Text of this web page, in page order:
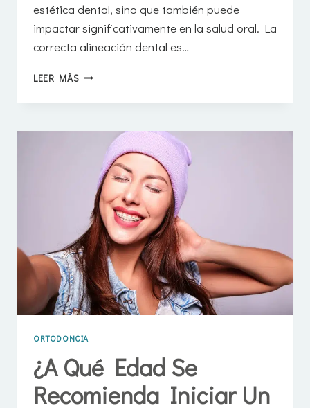
estética dental, sino que también puede
impactar significativamente en la salud oral. La
correcta alineación dental es…
LEER MÁSMALOCLUSIÓN
SU
EN
SALUD
DENTAL
LAS
ROSAS
SAN
BLAS
ORTODONCIA
¿A Qué Edad Se
Recomienda Iniciar Un